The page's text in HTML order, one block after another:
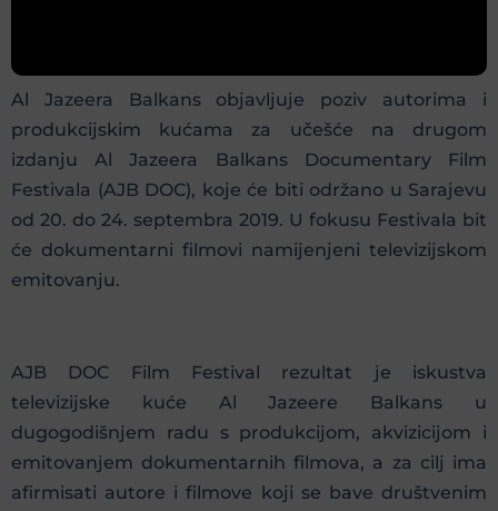
Al Jazeera Balkans objavljuje poziv autorima i
produkcijskim kućama za učešće na drugom
izdanju Al Jazeera Balkans Documentary Film
Festivala (AJB DOC), koje će biti održano u Sarajevu
od 20. do 24. septembra 2019. U fokusu Festivala bit
će dokumentarni filmovi namijenjeni televizijskom
emitovanju.
AJB DOC Film Festival rezultat je iskustva
televizijske kuće Al Jazeere Balkans u
dugogodišnjem radu s produkcijom, akvizicijom i
emitovanjem dokumentarnih filmova, a za cilj ima
afirmisati autore i filmove koji se bave društvenim